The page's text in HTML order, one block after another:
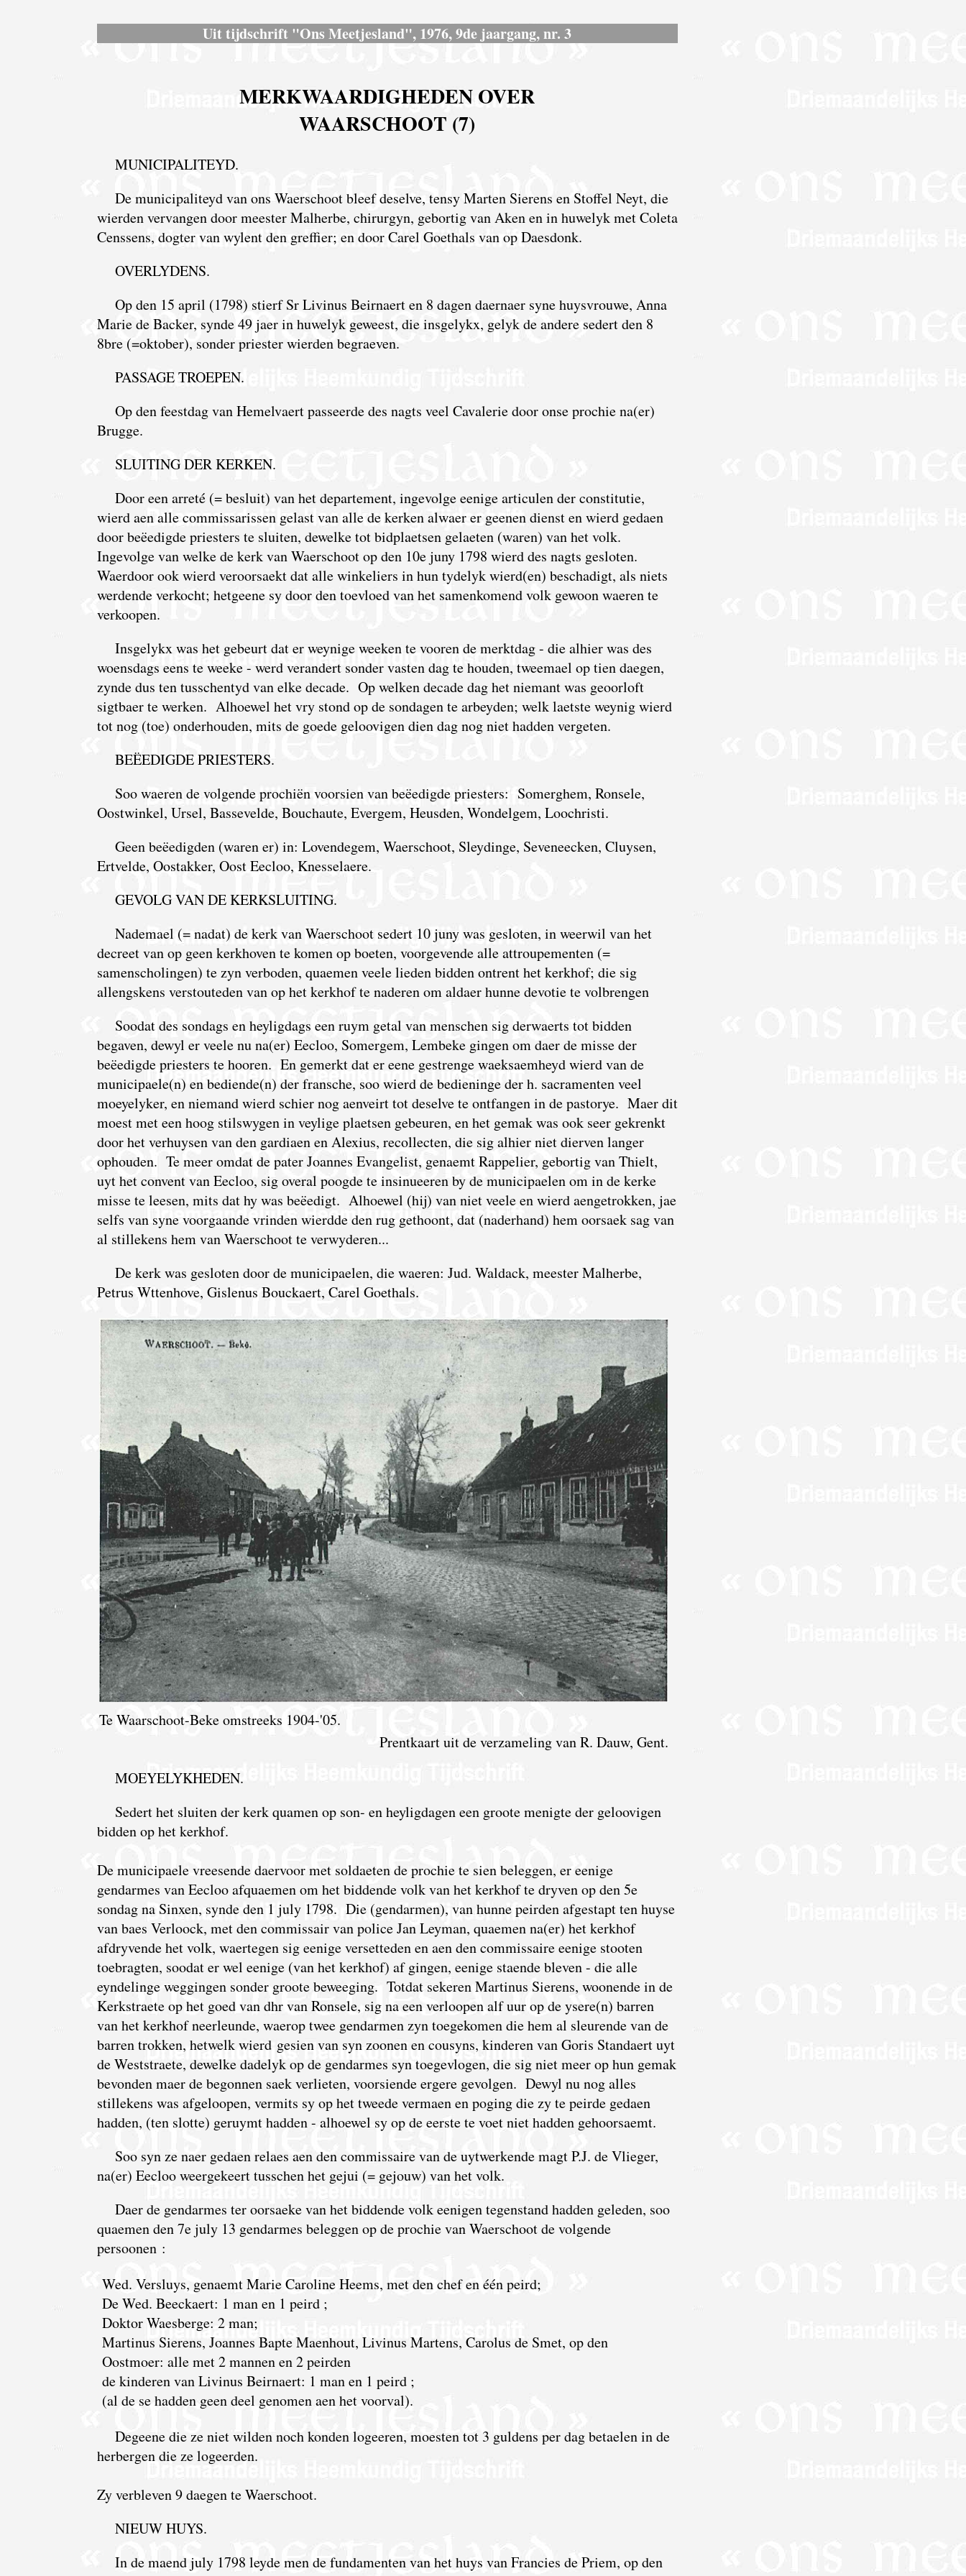
Uit tijdschrift "Ons Meetjesland", 1976, 9de jaargang, nr. 3
MERKWAARDIGHEDEN OVER
WAARSCHOOT (7)
MUNICIPALITEYD.
De municipaliteyd van ons Waerschoot bleef deselve, tensy Marten Sierens en Stoffel Neyt, die
wierden vervangen door meester Malherbe, chirurgyn, gebortig van Aken en in huwelyk met Coleta
Censsens, dogter van wylent den greffier; en door Carel Goethals van op Daesdonk.
OVERLYDENS.
Op den 15 april (1798) stierf Sr Livinus Beirnaert en 8 dagen daernaer syne huysvrouwe, Anna
Marie de Backer, synde 49 jaer in huwelyk geweest, die insgelykx, gelyk de andere sedert den 8
8bre (=oktober), sonder priester wierden begraeven.
PASSAGE TROEPEN.
Op den feestdag van Hemelvaert passeerde des nagts veel Cavalerie door onse prochie na(er)
Brugge.
SLUITING DER KERKEN.
Door een arreté (= besluit) van het departement, ingevolge eenige articulen der constitutie,
wierd aen alle commissarissen gelast van alle de kerken alwaer er geenen dienst en wierd gedaen
door beëedigde priesters te sluiten, dewelke tot bidplaetsen gelaeten (waren) van het volk.
Ingevolge van welke de kerk van Waerschoot op den 10e juny 1798 wierd des nagts gesloten.
Waerdoor ook wierd veroorsaekt dat alle winkeliers in hun tydelyk wierd(en) beschadigt, als niets
werdende verkocht; hetgeene sy door den toevloed van het samenkomend volk gewoon waeren te
verkoopen.
Insgelykx was het gebeurt dat er weynige weeken te vooren de merktdag - die alhier was des
woensdags eens te weeke - werd verandert sonder vasten dag te houden, tweemael op tien daegen,
zynde dus ten tusschentyd van elke decade. Op welken decade dag het niemant was geoorloft
sigtbaer te werken. Alhoewel het vry stond op de sondagen te arbeyden; welk laetste weynig wierd
tot nog (toe) onderhouden, mits de goede geloovigen dien dag nog niet hadden vergeten.
BEËEDIGDE PRIESTERS.
Soo waeren de volgende prochiën voorsien van beëedigde priesters: Somerghem, Ronsele,
Oostwinkel, Ursel, Bassevelde, Bouchaute, Evergem, Heusden, Wondelgem, Loochristi.
Geen beëedigden (waren er) in: Lovendegem, Waerschoot, Sleydinge, Seveneecken, Cluysen,
Ertvelde, Oostakker, Oost Eecloo, Knesselaere.
GEVOLG VAN DE KERKSLUITING.
Nademael (= nadat) de kerk van Waerschoot sedert 10 juny was gesloten, in weerwil van het
decreet van op geen kerkhoven te komen op boeten, voorgevende alle attroupementen (=
samenscholingen) te zyn verboden, quaemen veele lieden bidden ontrent het kerkhof; die sig
allengskens verstouteden van op het kerkhof te naderen om aldaer hunne devotie te volbrengen
Soodat des sondags en heyligdags een ruym getal van menschen sig derwaerts tot bidden
begaven, dewyl er veele nu na(er) Eecloo, Somergem, Lembeke gingen om daer de misse der
beëedigde priesters te hooren. En gemerkt dat er eene gestrenge waeksaemheyd wierd van de
municipaele(n) en bediende(n) der fransche, soo wierd de bedieninge der h. sacramenten veel
moeyelyker, en niemand wierd schier nog aenveirt tot deselve te ontfangen in de pastorye. Maer dit
moest met een hoog stilswygen in veylige plaetsen gebeuren, en het gemak was ook seer gekrenkt
door het verhuysen van den gardiaen en Alexius, recollecten, die sig alhier niet dierven langer
ophouden. Te meer omdat de pater Joannes Evangelist, genaemt Rappelier, gebortig van Thielt,
uyt het convent van Eecloo, sig overal poogde te insinueeren by de municipaelen om in de kerke
misse te leesen, mits dat hy was beëedigt. Alhoewel (hij) van niet veele en wierd aengetrokken, jae
selfs van syne voorgaande vrinden wierdde den rug gethoont, dat (naderhand) hem oorsaek sag van
al stillekens hem van Waerschoot te verwyderen...
De kerk was gesloten door de municipaelen, die waeren: Jud. Waldack, meester Malherbe,
Petrus Wttenhove, Gislenus Bouckaert, Carel Goethals.
Te Waarschoot-Beke omstreeks 1904-'05.
Prentkaart uit de verzameling van R. Dauw, Gent.
MOEYELYKHEDEN.
Sedert het sluiten der kerk quamen op son- en heyligdagen een groote menigte der geloovigen
bidden op het kerkhof.
De municipaele vreesende daervoor met soldaeten de prochie te sien beleggen, er eenige
gendarmes van Eecloo afquaemen om het biddende volk van het kerkhof te dryven op den 5e
sondag na Sinxen, synde den 1 july 1798. Die (gendarmen), van hunne peirden afgestapt ten huyse
van baes Verloock, met den commissair van police Jan Leyman, quaemen na(er) het kerkhof
afdryvende het volk, waertegen sig eenige versetteden en aen den commissaire eenige stooten
toebragten, soodat er wel eenige (van het kerkhof) af gingen, eenige staende bleven - die alle
eyndelinge weggingen sonder groote beweeging. Totdat sekeren Martinus Sierens, woonende in de
Kerkstraete op het goed van dhr van Ronsele, sig na een verloopen alf uur op de ysere(n) barren
van het kerkhof neerleunde, waerop twee gendarmen zyn toegekomen die hem al sleurende van de
barren trokken, hetwelk wierd gesien van syn zoonen en cousyns, kinderen van Goris Standaert uyt
de Weststraete, dewelke dadelyk op de gendarmes syn toegevlogen, die sig niet meer op hun gemak
bevonden maer de begonnen saek verlieten, voorsiende ergere gevolgen. Dewyl nu nog alles
stillekens was afgeloopen, vermits sy op het tweede vermaen en poging die zy te peirde gedaen
hadden, (ten slotte) geruymt hadden - alhoewel sy op de eerste te voet niet hadden gehoorsaemt.
Soo syn ze naer gedaen relaes aen den commissaire van de uytwerkende magt P.J. de Vlieger,
na(er) Eecloo weergekeert tusschen het gejui (= gejouw) van het volk.
Daer de gendarmes ter oorsaeke van het biddende volk eenigen tegenstand hadden geleden, soo
quaemen den 7e july 13 gendarmes beleggen op de prochie van Waerschoot de volgende
persoonen :
Wed. Versluys, genaemt Marie Caroline Heems, met den chef en één peird;
De Wed. Beeckaert: 1 man en 1 peird ;
Doktor Waesberge: 2 man;
Martinus Sierens, Joannes Bapte Maenhout, Livinus Martens, Carolus de Smet, op den
Oostmoer: alle met 2 mannen en 2 peirden
de kinderen van Livinus Beirnaert: 1 man en 1 peird ;
(al de se hadden geen deel genomen aen het voorval).
Degeene die ze niet wilden noch konden logeeren, moesten tot 3 guldens per dag betaelen in de
herbergen die ze logeerden.
Zy verbleven 9 daegen te Waerschoot.
NIEUW HUYS.
In de maend july 1798 leyde men de fundamenten van het huys van Francies de Priem, op den